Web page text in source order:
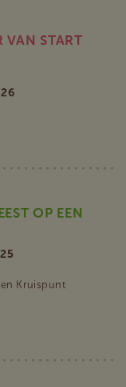
VAN START
OP EEN
Kruispunt